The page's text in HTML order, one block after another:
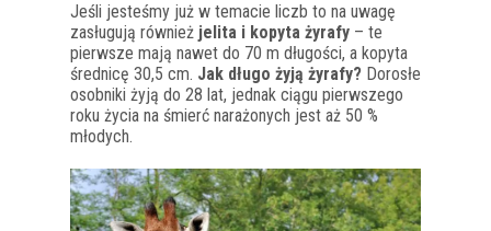
Jeśli jesteśmy już w temacie liczb to na uwagę
zasługują również jelita i kopyta żyrafy – te
pierwsze mają nawet do 70 m długości, a kopyta
średnicę 30,5 cm. Jak długo żyją żyrafy? Dorosłe
osobniki żyją do 28 lat, jednak ciągu pierwszego
roku życia na śmierć narażonych jest aż 50 %
młodych.